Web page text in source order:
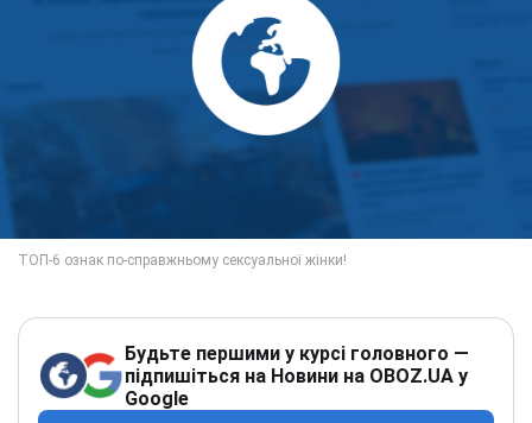
Будьте першими у курсі головного —
підпишіться на Новини на OBOZ.UA у
Google